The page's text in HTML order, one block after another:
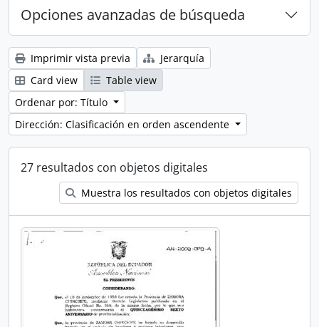
Opciones avanzadas de búsqueda
Imprimir vista previa
Jerarquía
Card view
Table view
Ordenar por: Título
Dirección: Clasificación en orden ascendente
27 resultados con objetos digitales
Muestra los resultados con objetos digitales